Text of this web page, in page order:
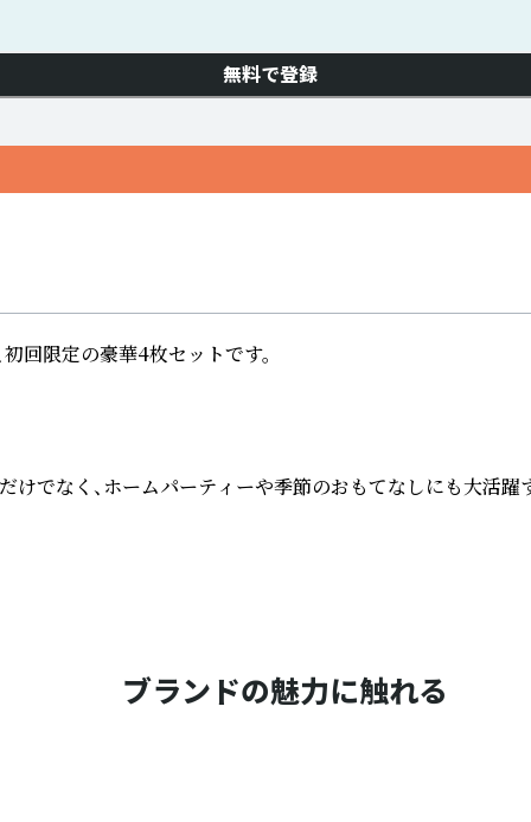
無料で登録
回限定の豪華4枚セットです。
でなく、ホームパーティーや季節のおもてなしにも大活躍
ブランドの魅力に触れる